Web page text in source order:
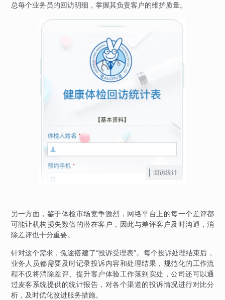
总每个业务员的回访明细，掌握其负责客户的维护质量。
回访统计
另一方面，鉴于体检市场竞争激烈，网络平台上的每一个差评都
可能让机构损失数倍的潜在客户，因此与差评客户及时沟通，消
除差评也十分重要。
针对这个需求，兔途搭建了“投诉受理表”。每个投诉处理结束后，
业务人员都需要及时记录投诉内容和处理结果，规范化的工作流
程不仅将消除差评、提升客户体验工作落到实处，公司还可以通
过麦客系统提供的统计报告，对各个渠道的投诉情况进行对比分
析，及时优化改进服务措施。